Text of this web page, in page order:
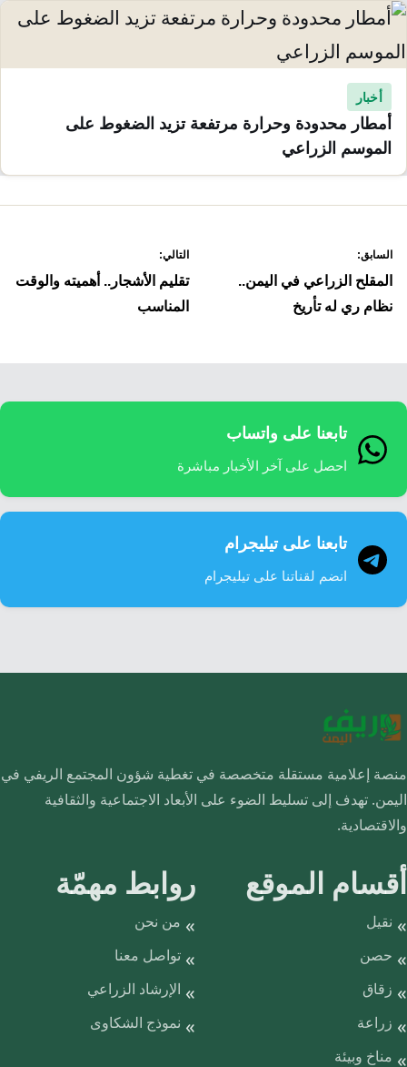
أخبار
أمطار محدودة وحرارة مرتفعة تزيد الضغوط على
الموسم الزراعي
المقالات
السابق:
المقلح الزراعي في اليمن..
نظام ري له تأريخ
التالي:
تقليم الأشجار.. أهميته والوقت
المناسب
تابعنا على واتساب
احصل على آخر الأخبار مباشرة
تابعنا على تيليجرام
انضم لقناتنا على تيليجرام
منصة إعلامية مستقلة متخصصة في تغطية شؤون المجتمع الريفي في
اليمن. تهدف إلى تسليط الضوء على الأبعاد الاجتماعية والثقافية
والاقتصادية.
أقسام الموقع
نقيل
حصن
زقاق
زراعة
مناخ وبيئة
روابط مهمّة
من نحن
تواصل معنا
الإرشاد الزراعي
نموذج الشكاوى